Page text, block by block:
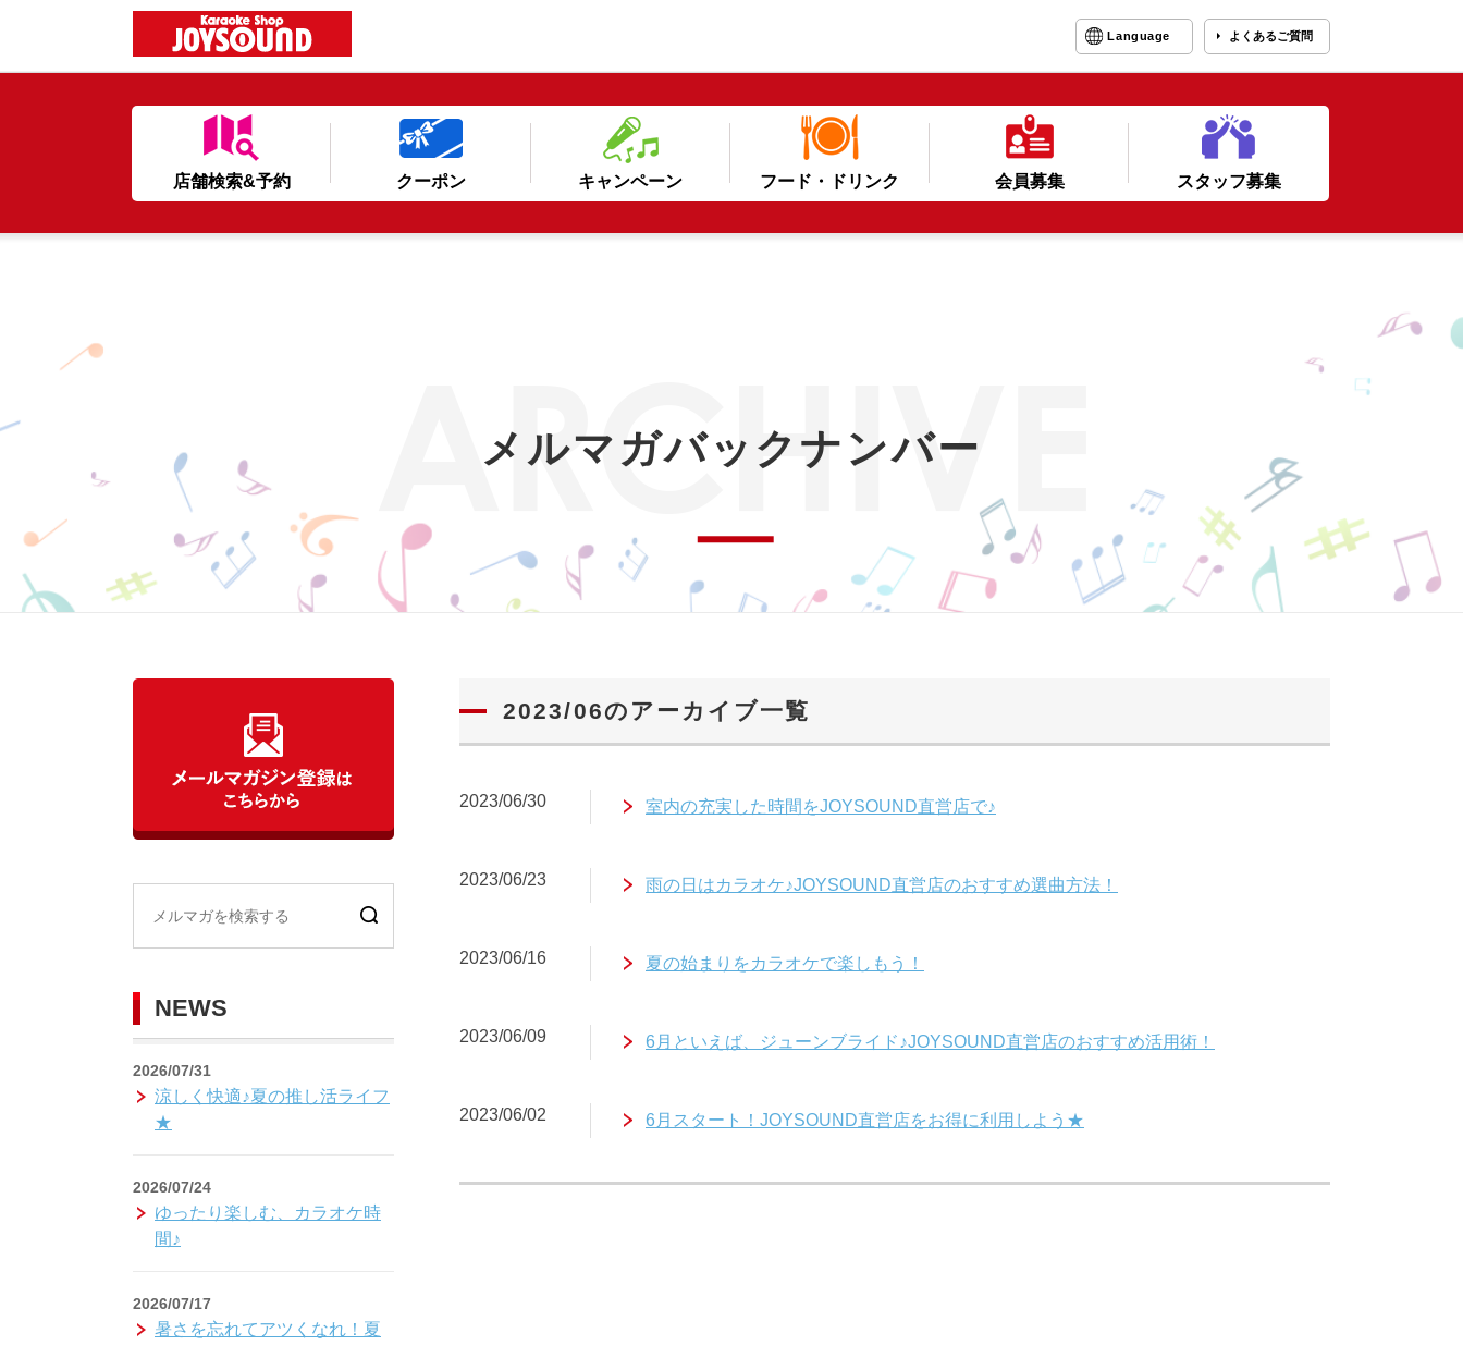
Language よくあるご質問
店舗検索&予約 クーポン キャンペーン フード・ドリンク 会員募集 スタッフ募集
メルマガバックナンバー
2023/06のアーカイブ一覧
2023/06/30 室内の充実した時間をJOYSOUND直営店で♪
2023/06/23 雨の日はカラオケ♪JOYSOUND直営店のおすすめ選曲方法！
2023/06/16 夏の始まりをカラオケで楽しもう！
2023/06/09 6月といえば、ジューンブライド♪JOYSOUND直営店のおすすめ活用術！
2023/06/02 6月スタート！JOYSOUND直営店をお得に利用しよう★
NEWS
2026/07/31
涼しく快適♪夏の推し活ライフ
★
2026/07/24
ゆったり楽しむ、カラオケ時
間♪
2026/07/17
暑さを忘れてアツくなれ！夏